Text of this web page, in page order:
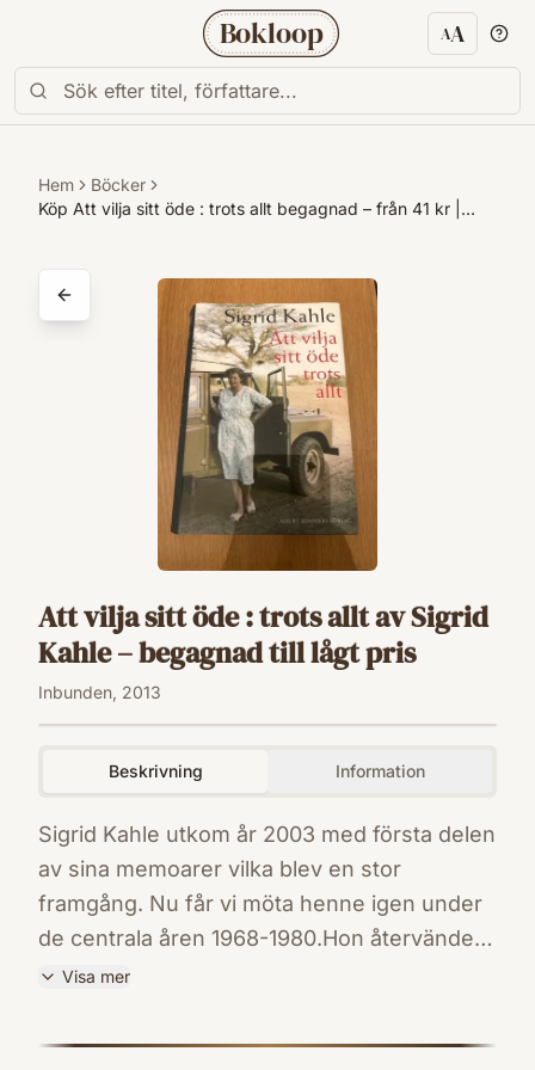
Bokloop AA
Hem
Böcker
Köp Att vilja sitt öde : trots allt begagnad – från 41 kr |…
Att vilja sitt öde : trots allt av Sigrid
Kahle – begagnad till lågt pris
Inbunden, 2013
Beskrivning Information
Sigrid Kahle utkom år 2003 med första delen
av sina memoarer vilka blev en stor
framgång. Nu får vi möta henne igen under
de centrala åren 1968-1980.Hon återvänder
till Indien, verkar i USA och lever i ett Sudan
spänningar men också en fantastisk kultur.
Visa mer
9789100122867